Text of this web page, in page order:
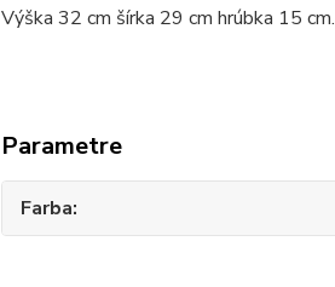
Výška 32 cm šírka 29 cm hrúbka 15 cm.
Parametre
Farba